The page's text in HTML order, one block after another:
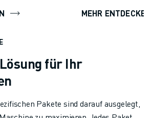
MEHR ENTDECKEN
für Ihr
Pakete sind darauf ausgelegt,